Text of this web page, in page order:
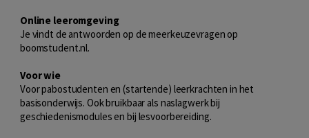
Online leeromgeving
Je vindt de antwoorden op de meerkeuzevragen op
boomstudent.nl.
Voor wie
Voor pabostudenten en (startende) leerkrachten in het
basisonderwijs. Ook bruikbaar als naslagwerk bij
geschiedenismodules en bij lesvoorbereiding.